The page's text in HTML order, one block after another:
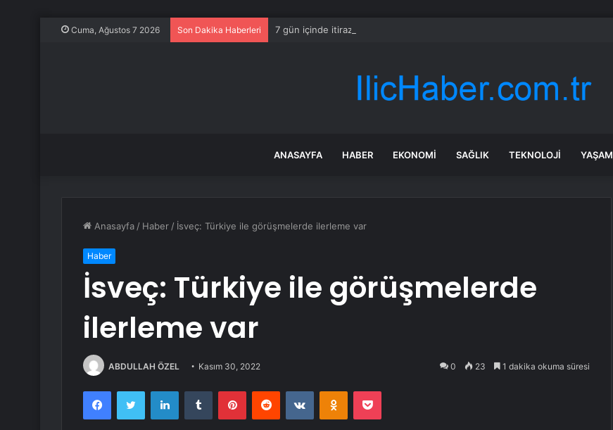
Cuma, Ağustos 7 2026 Son Dakika Haberleri 7 gün içinde itiraz etmeyen kredi kartı sahiplerinin maaşına haciz gelecek
ANASAYFA HABER EKONOMI SAĞLIK TEKNOLOJI YAŞAM
Anasayfa / Haber / İsveç: Türkiye ile görüşmelerde ilerleme var
Haber
İsveç: Türkiye ile görüşmelerde
ilerleme var
ABDULLAH ÖZEL Kasım 30, 2022 0 23 1 dakika okuma süresi
FacebookTwitter LinkedInTumblr PinterestReddit VKontakteOdnoklassniki
Pocket